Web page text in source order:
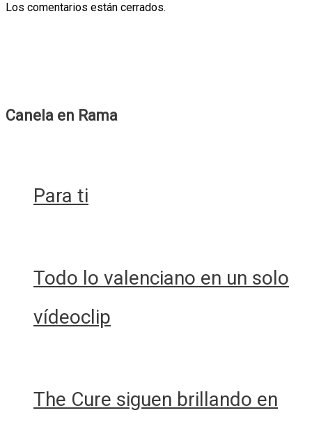
Los comentarios están cerrados.
Canela en Rama
Para ti
Todo lo valenciano en un solo
vídeoclip
The Cure siguen brillando en